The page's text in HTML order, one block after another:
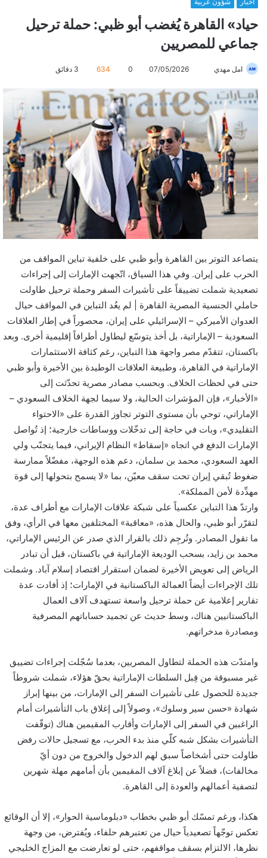
حياد» القاهرة يُغضب أبو ظبي: حملة ترحيل
جماعي للمصريين
امل مهدي
س
ل
ر
ي
ا
إ
ل
ك
ت
و
07/05/2026
0
634
يتصاعد التوتر بين القاهرة وأبو ظبي على خلفية تباين المواقف من
الحرب على إيران. وفي هذا السياق، اتّجهت الإمارات إلى إجراءات
تصعيدية شملت تضييقاً على تأشيرات السفر وحملة ترحيل طاولت
حاملي الجنسية المصرية القاهرة | لم يعُد التباين في المواقف حيال
العدوان الأميركي – الإسرائيلي على إيران، محصوراً في إطار العلاقات
السعودية – الإماراتية، بل أخذ يتوسّع ليطاول أطرافاً إقليمية أخرى. وبعد
باكستان، تتقدّم مصر واجهة هذا التباين، رغم كثافة الاستثمارات
الإماراتية في القاهرة، وطبيعة العلاقات الوطيدة بين الأخيرة وأبو ظبي
حتى في لحظات الخلاف. وبحسب مصادر مصرية تحدّثت إلى
«الأخبار»، فإن المؤشرات الحالية، ولا سيما لجهة الخلاف السعودي –
الإماراتي، توحي بأن مستوى التوتر تجاوز القدرة على «الاحتواء
التقليدي»، وبات في حاجة إلى تدخّلات ووساطات خارجية؛ إذ تُواصل
الإمارات الدفع في اتجاه «إسقاط» النظام الإيراني، فيما يتجنّب ولي
العهد السعودي، محمد بن سلمان، دعم هذه الوجهة، مفضّلاً ممارسة
ضغوط تُبقي إيران تحت سقف معيّن، بما «لا يسمح بتحولها إلى قوة
مهدِّدة لأمن المملكة».
وارتدّ هذا التباين عكسياً على شبكة علاقات الإمارات مع أطراف عدة،
لتقرّر أبو ظبي، والحال هذه، «معاقبة» المختلفين معها في الرأي، وفق
ما تقول المصادر. وتُرجِم ذلك بالقرار الذي صدر عن الرئيس الإماراتي،
محمد بن زايد، بسحب الوديعة الإماراتية في باكستان، قبل أن تبادر
الرياض إلى تعويض الأخيرة لضمان استقرار اقتصاد إسلام آباد. وشملت
تلك الإجراءات أيضاً العمالة الباكستانية في الإمارات؛ إذ أفادت عدة
تقارير إعلامية عن حملة ترحيل واسعة تستهدف آلاف العمال
الباكستانيين هناك، وسط حديث عن تجميد حساباتهم المصرفية
ومصادرة مدخراتهم.
وامتدّت هذه الحملة لتطاول المصريين، بعدما سُجّلت إجراءات تضييق
غير مسبوقة من قِبل السلطات الإماراتية بحقّ هؤلاء، شملت شروطاً
جديدة للحصول على تأشيرات السفر إلى الإمارات، من بينها إبراز
شهادة «حسن سير وسلوك»، وصولاً إلى إغلاق باب التأشيرات أمام
الراغبين في السفر إلى الإمارات وأقارب المقيمين هناك (توقّفت
التأشيرات بشكل شبه كلّي منذ بدء الحرب، مع تسجيل حالات رفض
طاولت حتى أشخاصاً سبق لهم الدخول والخروج من دون أيّ
مخالفات)، فضلاً عن إبلاغ آلاف المقيمين بأن أمامهم مهلة شهرين
لتصفية أعمالهم والعودة إلى القاهرة.
هكذا، ورغم تمسّك أبو ظبي بخطاب «دبلوماسية الحوار»، إلا أن الوقائع
تعكس توجّهاً تصعيدياً حيال من تعتبرهم حلفاء، ويُفترض، من وجهة
نظرها، الالتزام بسقف مواقفهم، حتى لو تعارضت مع المزاج الخليجي